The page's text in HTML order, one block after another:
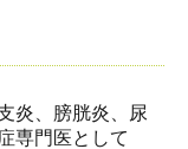
炎、膀胱炎、尿
専門医として